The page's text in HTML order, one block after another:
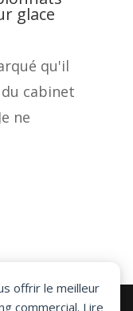
offrir le meilleur
commercial. Lire
glace
qu'il
cabinet
ne